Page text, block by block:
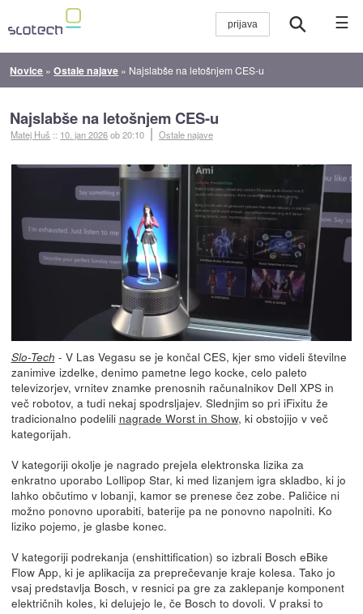
☰
Novice »Ostale najave » Najslabše na letošnjem CES-u
Najslabše na letošnjem CES-u
Matej Huš :: 10. jan 2026ob 20:10 Ostale najave
Slo-Tech - V Las Vegasu se je končal CES, kjer smo videli številne
zanimive izdelke, denimo pametne lego kocke, celo paleto
televizorjev, vrnitev znamke prenosnih računalnikov Dell XPS in
več robotov, a tudi nekaj spodrsljajev. Slednjim so pri iFixitu že
tradicionalno podelili nagrade Worst in Show, ki obstojijo v več
kategorijah.
V kategoriji okolje je nagrado prejela elektronska lizika za
enkratno uporabo Lollipop Star, ki med lizanjem igra skladbo, ki jo
lahko občutimo v lobanji, kamor se prenese čez zobe. Paličice ni
možno ponovno uporabiti, baterije pa ne ponovno napolniti. Ko
liziko pojemo, je glasbe konec.
V kategoriji podrekanja (enshittification) so izbrali Bosch eBike
Flow App, ki je aplikacija za preprečevanje kraje kolesa. Tako jo
vsaj predstavlja Bosch, v resnici pa gre za zaklepanje komponent
električnih koles, ki delujejo le, če Bosch to dovoli. V praksi to